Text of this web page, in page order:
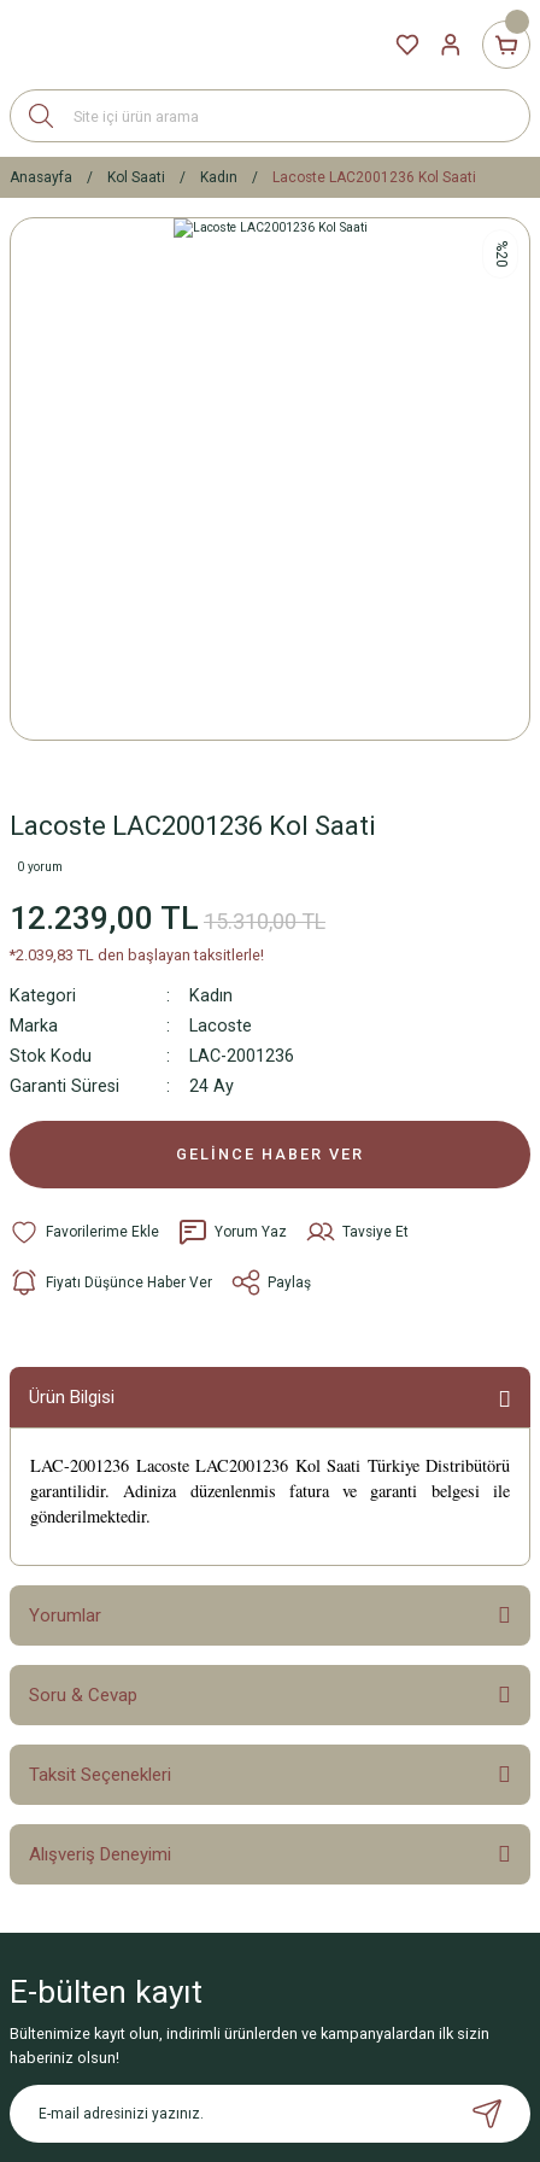
Anasayfa Kol Saati Kadın Lacoste LAC2001236 Kol Saati
%20
Lacoste LAC2001236 Kol Saati
0 yorum
12.239,00 TL 15.310,00 TL
*2.039,83 TL den başlayan taksitlerle!
Kategori
Kadın
Marka
Lacoste
Stok Kodu
LAC-2001236
Garanti Süresi
24 Ay
GELİNCE HABER VER
Yorum Yaz Tavsiye Et
Fiyatı Düşünce Haber Ver Paylaş
Ürün Bilgisi
LAC-2001236 Lacoste LAC2001236 Kol Saati Türkiye Distribütörü
garantilidir. Adiniza düzenlenmis fatura ve garanti belgesi ile
gönderilmektedir.
Yorumlar
Bu ürüne ilk yorumu siz yapın!
Soru & Cevap
Ürün hakkında henüz soru sorulmamış.
Taksit Seçenekleri
Alışveriş Deneyimi
Deneyimini Paylaş
E-bülten kayıt
Bültenimize kayıt olun, indirimli ürünlerden ve kampanyalardan ilk sizin
haberiniz olsun!